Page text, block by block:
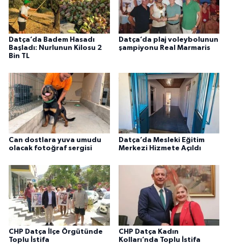
Datça’da Badem Hasadı
Başladı: Nurlunun Kilosu 2
Bin TL
Datça’da plaj voleybolunun
şampiyonu Real Marmaris
Can dostlara yuva umudu
olacak fotoğraf sergisi
Datça’da Mesleki Eğitim
Merkezi Hizmete Açıldı
CHP Datça İlçe Örgütünde
Toplu İstifa
CHP Datça Kadın
Kolları’nda Toplu İstifa